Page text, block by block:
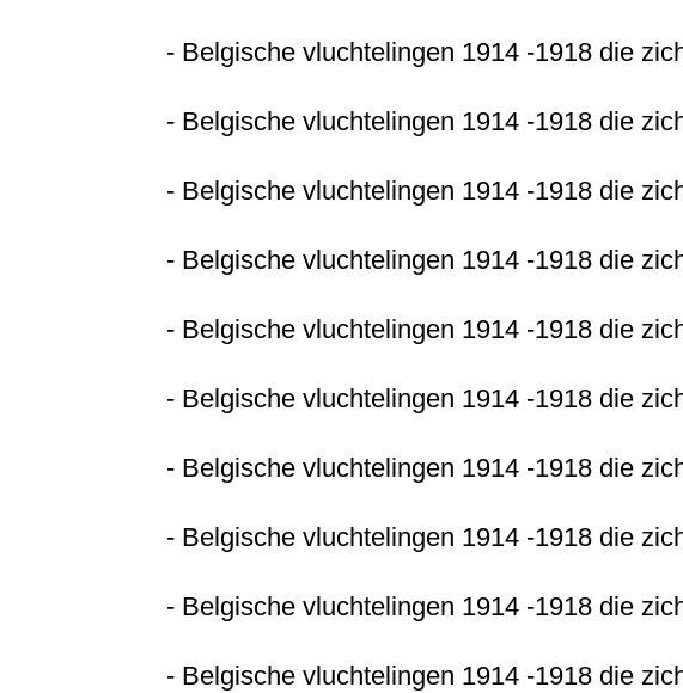
- Belgische vluchtelingen 1914 -1918 die
- Belgische vluchtelingen 1914 -1918 die
- Belgische vluchtelingen 1914 -1918 die
- Belgische vluchtelingen 1914 -1918 die
- Belgische vluchtelingen 1914 -1918 die
- Belgische vluchtelingen 1914 -1918 die
- Belgische vluchtelingen 1914 -1918 die
- Belgische vluchtelingen 1914 -1918 die
- Belgische vluchtelingen 1914 -1918 die
- Belgische vluchtelingen 1914 -1918 die